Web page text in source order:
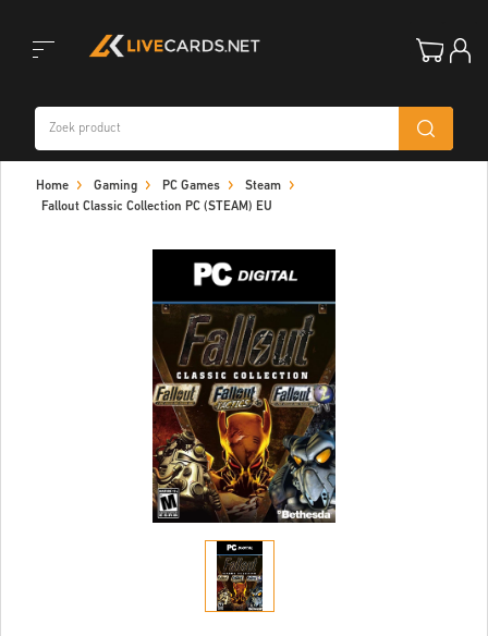
navigation
Home Gaming PC Games
Steam
Fallout Classic Collection PC (STEAM) EU